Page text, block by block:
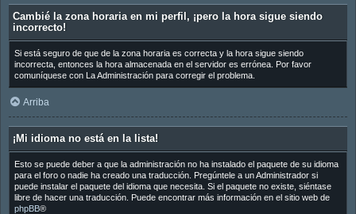
Cambié la zona horaria en mi perfil, ¡pero la hora sigue siendo
incorrecto!
Si está seguro de que de la zona horaria es correcta y la hora sigue siendo
incorrecta, entonces la hora almacenada en el servidor es errónea. Por favor
comuníquese con La Administración para corregir el problema.
Arriba
¡Mi idioma no está en la lista!
Esto se puede deber a que la administración no ha instalado el paquete de su idioma
para el foro o nadie ha creado una traducción. Pregúntele a un Administrador si
puede instalar el paquete del idioma que necesita. Si el paquete no existe, siéntase
libre de hacer una traducción. Puede encontrar más información en el sitio web de
phpBB®